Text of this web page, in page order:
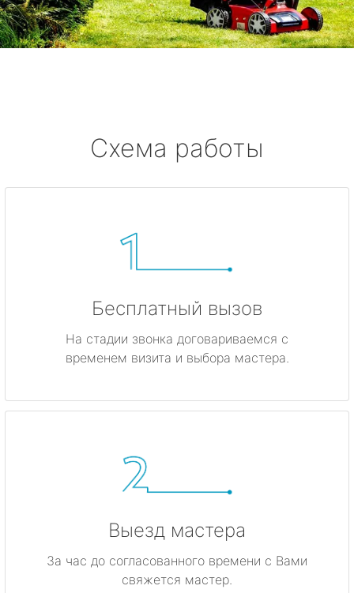
Схема работы
Бесплатный вызов
На стадии звонка договариваемся с
временем визита и выбора мастера.
Выезд мастера
За час до согласованного времени с Вами
свяжется мастер.